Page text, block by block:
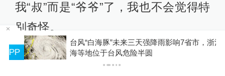
我“叔”而是“爷爷”了，我也不会觉得特
别奇怪。
另外，确实这十几年里，随着年纪增
台风“白海豚”未来三天强降雨影响7省市，浙江上
海等地位于台风危险半圆